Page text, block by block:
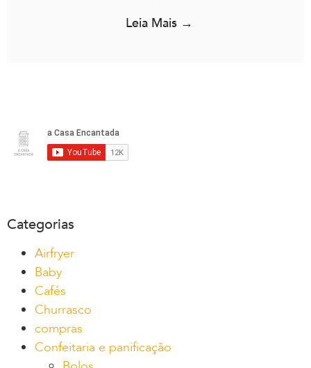
Leia Mais →
Categorias
Airfryer
Baby
Cafés
Churrasco
compras
Confeitaria e panificação